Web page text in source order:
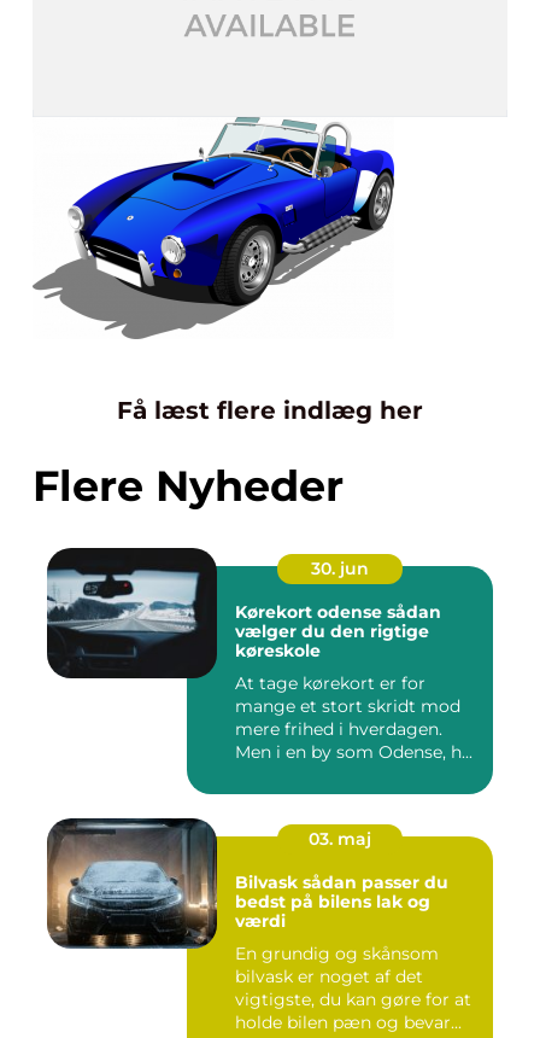
Få læst flere indlæg her
Flere Nyheder
30. jun
Kørekort odense sådan
vælger du den rigtige
køreskole
At tage kørekort er for
mange et stort skridt mod
mere frihed i hverdagen.
Men i en by som Odense, h...
03. maj
Bilvask sådan passer du
bedst på bilens lak og
værdi
En grundig og skånsom
bilvask er noget af det
vigtigste, du kan gøre for at
holde bilen pæn og bevar...